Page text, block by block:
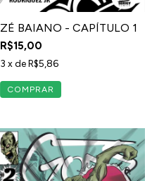
ZÉ BAIANO - CAPÍTULO 1
R$15,00
3 x deR$5,86